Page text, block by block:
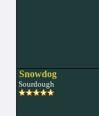
Snowdog
Sourdough